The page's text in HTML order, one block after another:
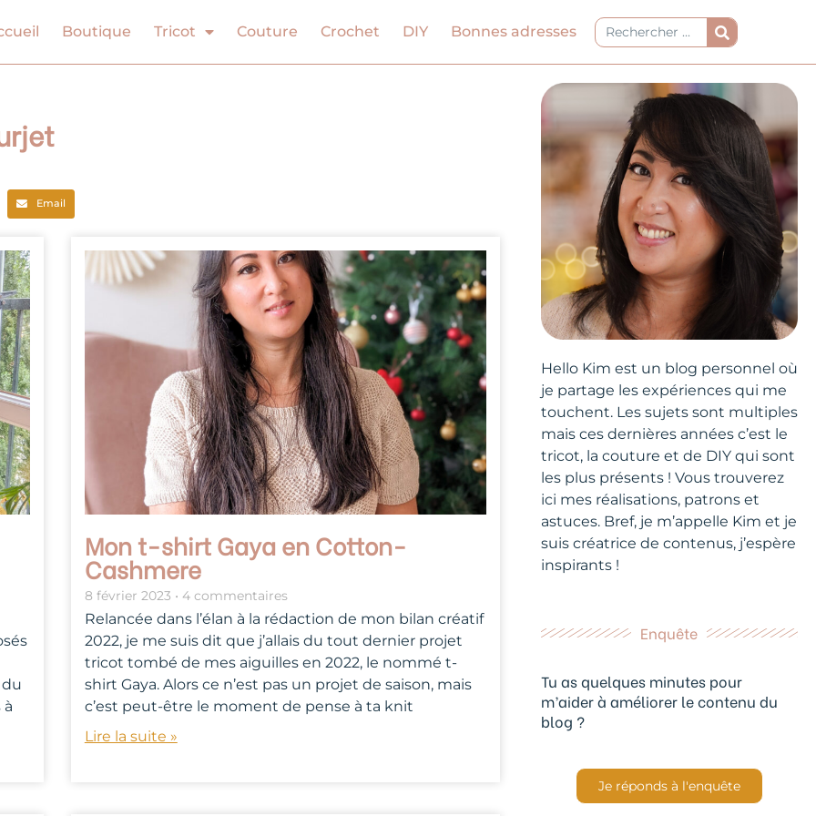
Boutique Tricot Couture Crochet DIY Bonnes adresses Rechercher
Email
du
à
Mon t-shirt Gaya en Cotton-
Cashmere
8 février 2023 4 commentaires
Relancée dans l’élan à la rédaction de mon bilan créatif
2022, je me suis dit que j’allais du tout dernier projet
tricot tombé de mes aiguilles en 2022, le nommé t-
shirt Gaya. Alors ce n’est pas un projet de saison, mais
c’est peut-être le moment de pense à ta knit
Lire la suite »
Hello Kim est un blog personnel où
je partage les expériences qui me
touchent. Les sujets sont multiples
mais ces dernières années c’est le
tricot, la couture et de DIY qui sont
les plus présents ! Vous trouverez
ici mes réalisations, patrons et
astuces. Bref, je m’appelle Kim et je
suis créatrice de contenus, j’espère
inspirants !
Enquête
Tu as quelques minutes pour
m’aider à améliorer le contenu du
blog ?
Je réponds à l'enquête